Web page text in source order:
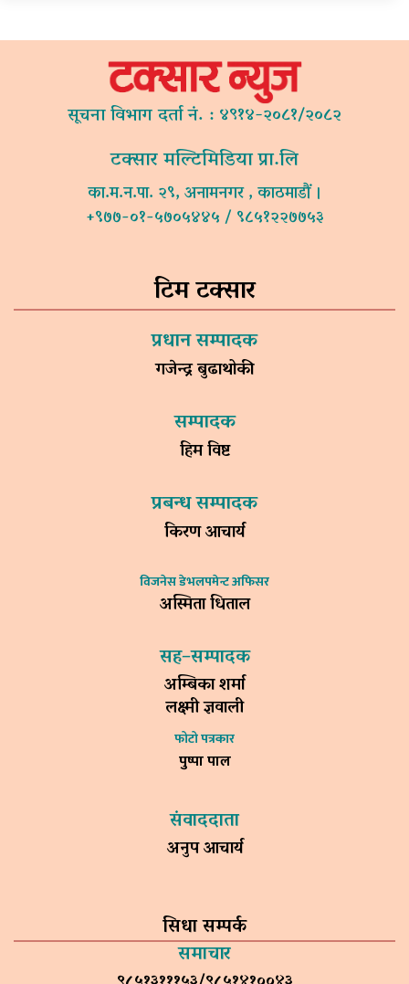
सूचना विभाग दर्ता नं. : ४९१४-२०८१/२०८२
टक्सार मल्टिमिडिया प्रा.लि
का.म.न.पा. २९, अनामनगर , काठमाडौं ।
+९७७-०१-५७०५४४५ / ९८५१२२७७५३
टिम टक्सार
प्रधान सम्पादक
गजेन्द्र बुढाथोकी
सम्पादक
हिम विष्ट
प्रबन्ध सम्पादक
किरण आचार्य
विजनेस डेभलपमेन्ट अफिसर
अस्मिता धिताल
सह–सम्पादक
अम्बिका शर्मा
लक्ष्मी ज्ञवाली
फोटो पत्रकार
पुष्पा पाल
संवाददाता
अनुप आचार्य
सिधा सम्पर्क
समाचार